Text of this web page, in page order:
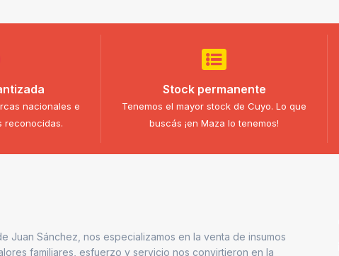
nacionales e
reconocidas.
Stock permanente
Tenemos el mayor stock de Cuyo. Lo que
buscás ¡en Maza lo tenemos!
Juan Sánchez, nos especializamos en la venta de insumos
familiares, esfuerzo y servicio nos convirtieron en la